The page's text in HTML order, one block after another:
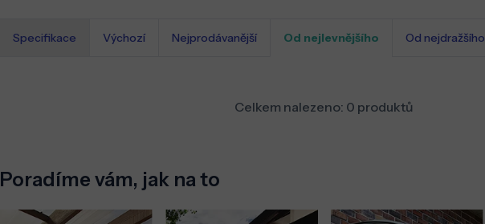
Specifikace Výchozí Nejprodávanější Od nejlevnějšího Od nejdražšího
Celkem nalezeno: 0 produktů
Poradíme vám, jak na to